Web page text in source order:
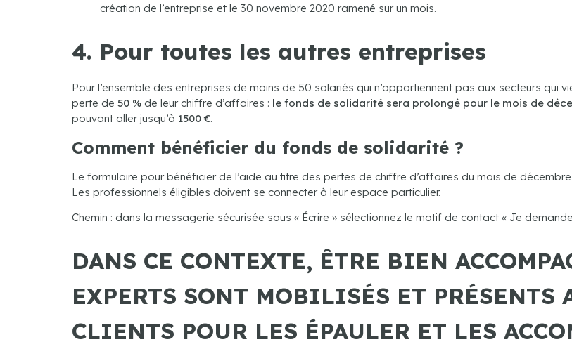
création de l’entreprise et le 30 novembre 2020 ramené sur un mois.
4. Pour toutes les autres entreprises
Pour l’ensemble des entreprises de moins de 50 salariés qui n’appartiennent pas aux secteurs qui
perte de 50 % de leur chiffre d’affaires : le fonds de solidarité sera prolongé pour le mois de
pouvant aller jusqu’à 1500 €.
Comment bénéficier du fonds de solidarité ?
Le formulaire pour bénéficier de l’aide au titre des pertes de chiffre d’affaires du mois de
Les professionnels éligibles doivent se connecter à leur espace particulier.
Chemin : dans la messagerie sécurisée sous « Écrire » sélectionnez le motif de contact « Je
DANS CE CONTEXTE, ÊTRE BIEN
EXPERTS SONT MOBILISÉS ET PRÉSENTS
CLIENTS POUR LES ÉPAULER ET LES